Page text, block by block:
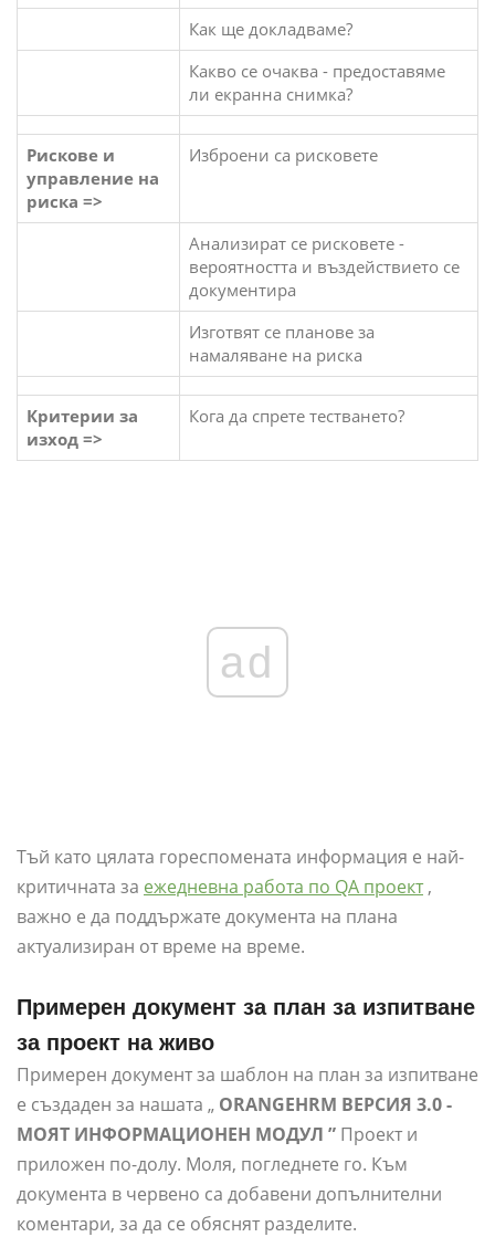
Как ще докладваме?
Какво се очаква - предоставяме
ли екранна снимка?
Рискове и
управление на
риска =>
Изброени са рисковете
Анализират се рисковете -
вероятността и въздействието се
документира
Изготвят се планове за
намаляване на риска
Критерии за
изход =>
Кога да спрете тестването?
ad
Тъй като цялата гореспомената информация е най-
критичната за ежедневна работа по QA проект,
важно е да поддържате документа на плана
актуализиран от време на време.
Примерен документ за план за изпитване
за проект на живо
Примерен документ за шаблон на план за изпитване
е създаден за нашата „ ORANGEHRM ВЕРСИЯ 3.0 -
МОЯТ ИНФОРМАЦИОНЕН МОДУЛ ” Проект и
приложен по-долу. Моля, погледнете го. Към
документа в червено са добавени допълнителни
коментари, за да се обяснят разделите.